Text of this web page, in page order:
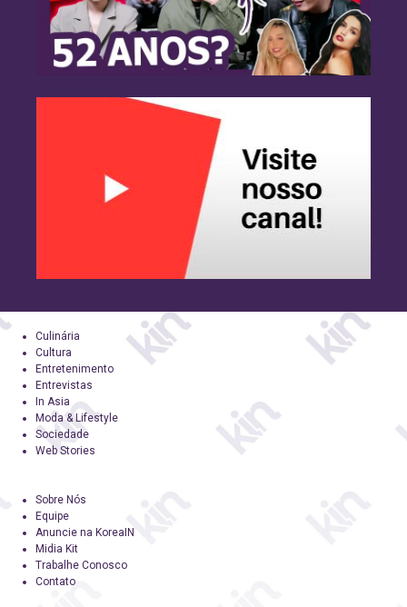
Culinária
Cultura
Entretenimento
Entrevistas
In Asia
Moda & Lifestyle
Sociedade
Web Stories
Sobre Nós
Equipe
Anuncie na KoreaIN
Midia Kit
Trabalhe Conosco
Contato